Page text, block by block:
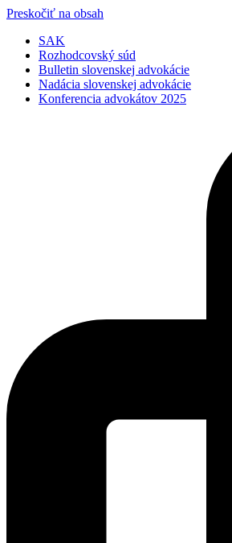
Preskočiť na obsah
SAK
Rozhodcovský súd
Bulletin slovenskej advokácie
Nadácia slovenskej advokácie
Konferencia advokátov 2025